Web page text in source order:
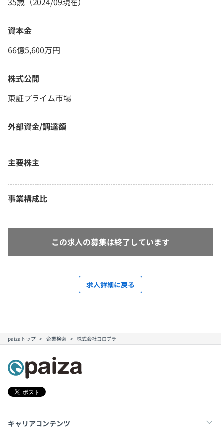
資本金
66億5,600万円
株式公開
東証プライム市場
外部資金/調達額
主要株主
事業構成比
この求人の募集は終了しています
求人詳細に戻る
paizaトップ 企業検索 株式会社コロプラ
キャリアコンテンツ